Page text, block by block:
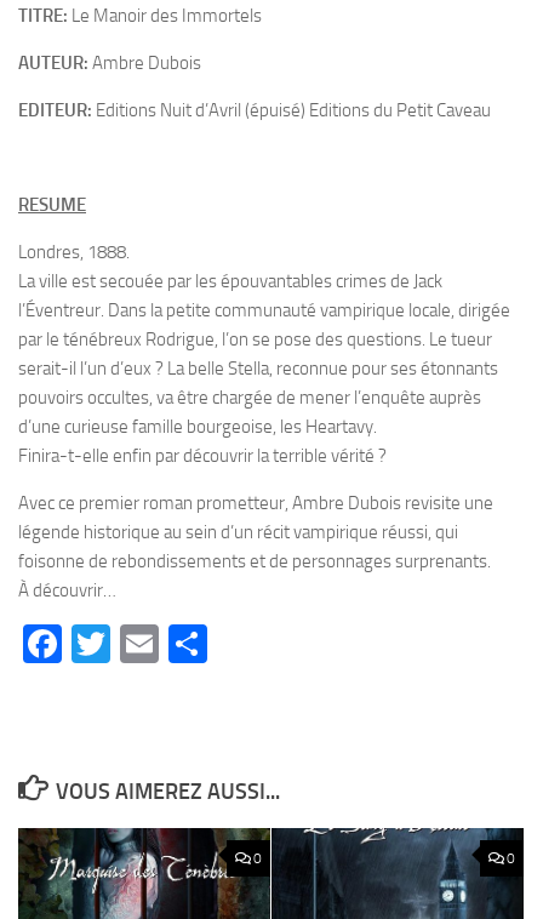
TITRE: Le Manoir des Immortels
AUTEUR: Ambre Dubois
EDITEUR: Editions Nuit d’Avril (épuisé) Editions du Petit Caveau
RESUME
Londres, 1888.
La ville est secouée par les épouvantables crimes de Jack
l’Éventreur. Dans la petite communauté vampirique locale, dirigée
par le ténébreux Rodrigue, l’on se pose des questions. Le tueur
serait-il l’un d’eux ? La belle Stella, reconnue pour ses étonnants
pouvoirs occultes, va être chargée de mener l’enquête auprès
d’une curieuse famille bourgeoise, les Heartavy.
Finira-t-elle enfin par découvrir la terrible vérité ?
Avec ce premier roman prometteur, Ambre Dubois revisite une
légende historique au sein d’un récit vampirique réussi, qui
foisonne de rebondissements et de personnages surprenants.
À découvrir…
Facebook
Twitter
Email
VOUS AIMEREZ AUSSI...
0 0